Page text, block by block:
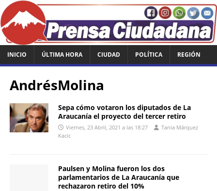
INICIO ÚLTIMA HORA CIUDAD POLÍTICA REGIÓN
AndrésMolina
Sepa cómo votaron los diputados de La
Araucanía el proyecto del tercer retiro
Viernes, 23 Abril, 2021 a las 18:27
Tania Márquez
Kacic
Paulsen y Molina fueron los dos
parlamentarios de La Araucanía que
rechazaron retiro del 10%